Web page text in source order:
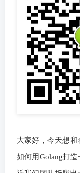
大家好，今天想
如何用Golang打